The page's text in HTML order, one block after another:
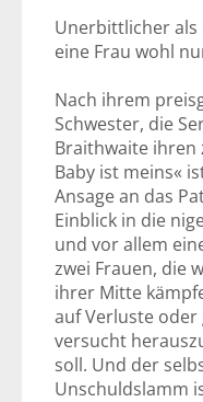
Unerbittlicher
eine Frau wohl
Nach ihrem
Schwester, die
Braithwaite ihren
Baby ist meins«
Ansage an das
Einblick in die
und vor allem
zwei Frauen, die
ihrer Mitte
auf Verluste
versucht
soll. Und der
Unschuldslamm